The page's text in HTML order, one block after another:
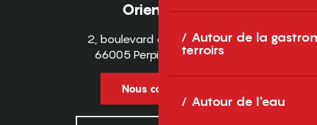
Autour de la
terroirs
Autour de l'eau
Orientales
2, boulevard des Pyrénées
66005 Perpignan Cedex
Nous contacter